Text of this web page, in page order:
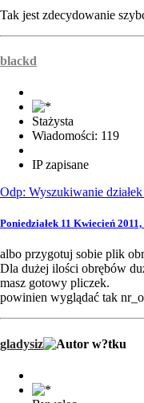
Tak jest zdecydowanie
blackd
Stażysta
Wiadomości: 119
IP zapisane
Odp: Wyszukiwanie
Poniedziałek 11 Kwiecień
albo przygotuj sobie plik
Dla dużej ilości obrębów
masz gotowy pliczek.
powinien wyglądać tak
gladysiz